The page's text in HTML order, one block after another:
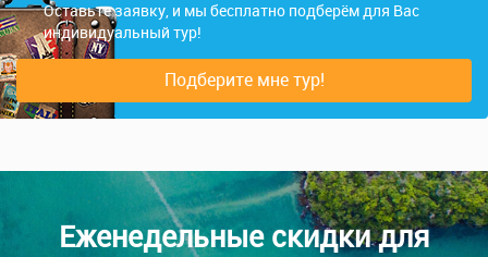
Оставьте заявку, и мы бесплатно подберём для Вас
индивидуальный тур!
Подберите мне тур!
Еженедельные скидки для